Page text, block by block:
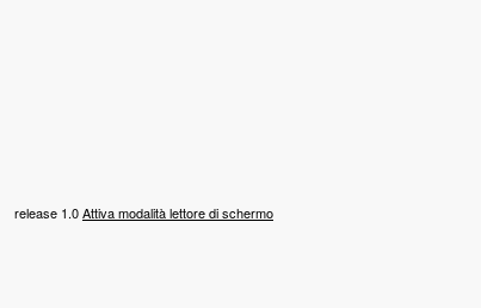
release 1.0Attiva modalità lettore di schermo